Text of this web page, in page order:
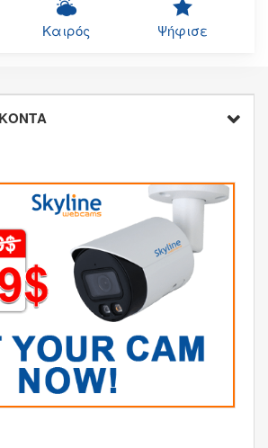
Καιρός Ψήφισε